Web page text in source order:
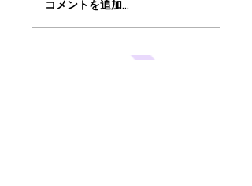
スペシャルイベント
でサイエンスショ
コメントを追加…